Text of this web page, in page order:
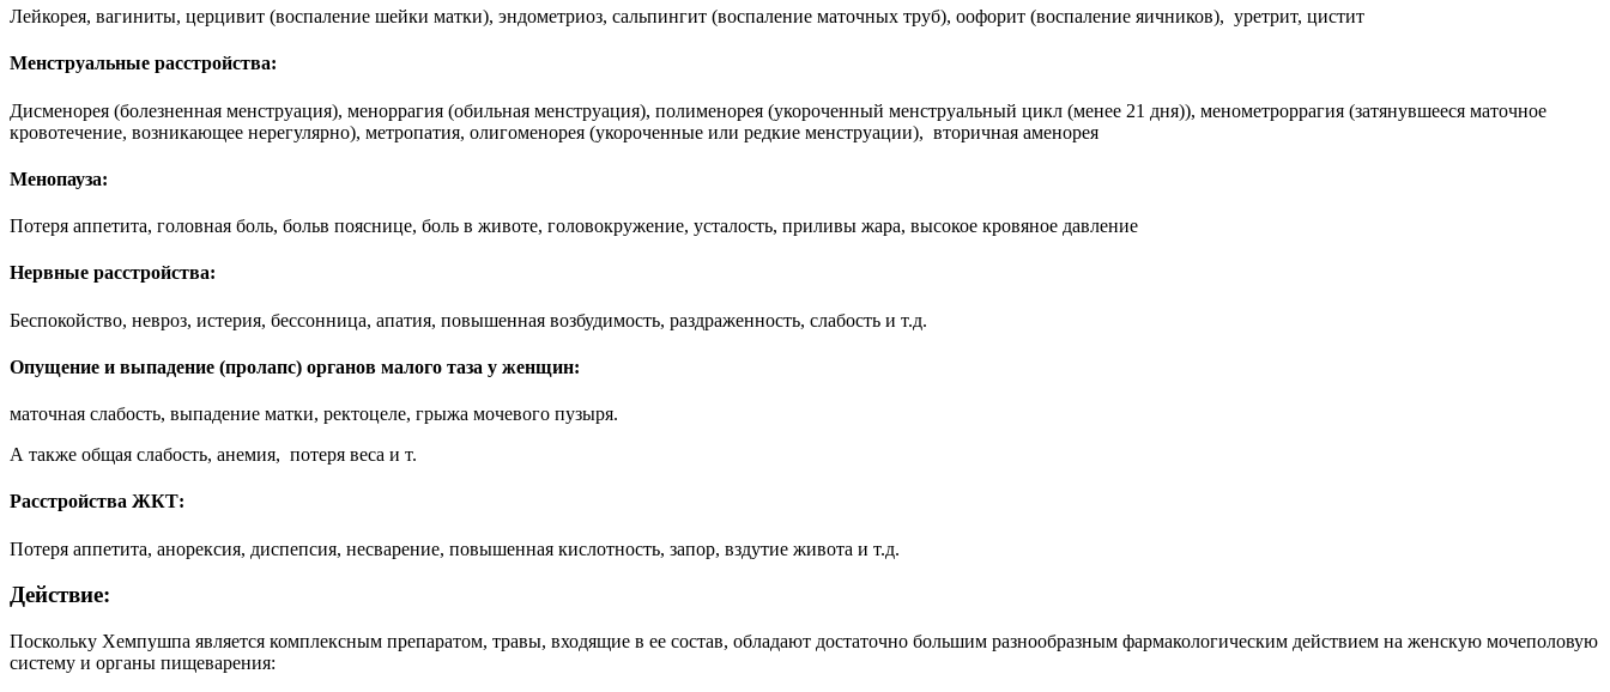
Лейкорея, вагиниты, церцивит (воспаление шейки матки), эндометриоз, сальпингит (воспаление маточных труб), оофорит (воспаление яичников), уретрит, цистит
Менструальные расстройства:
Дисменорея (болезненная менструация), меноррагия (обильная менструация), полименорея (укороченный менструальный цикл (менее 21 дня)), менометроррагия (затянувшееся маточное
кровотечение, возникающее нерегулярно), метропатия, олигоменорея (укороченные или редкие менструации), вторичная аменорея
Менопауза:
Потеря аппетита, головная боль, больв пояснице, боль в животе, головокружение, усталость, приливы жара, высокое кровяное давление
Нервные расстройства:
Беспокойство, невроз, истерия, бессонница, апатия, повышенная возбудимость, раздраженность, слабость и т.д.
Опущение и выпадение (пролапс) органов малого таза у женщин:
маточная слабость, выпадение матки, ректоцеле, грыжа мочевого пузыря.
А также общая слабость, анемия, потеря веса и т.
Расстройства ЖКТ:
Потеря аппетита, анорексия, диспепсия, несварение, повышенная кислотность, запор, вздутие живота и т.д.
Действие:
Поскольку Хемпушпа является комплексным препаратом, травы, входящие в ее состав, обладают достаточно большим разнообразным фармакологическим действием на женскую мочеполовую
систему и органы пищеварения: